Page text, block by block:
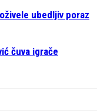
ubedljiv poraz
čuva igrače